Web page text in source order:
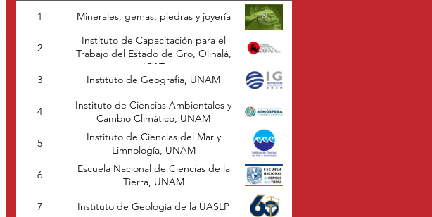
1
Minerales, gemas, piedras y joyería
2
Instituto de Capacitación para el
Trabajo del Estado de Gro, Olinalá,
ICAT
3
Instituto de Geografía, UNAM
4
Instituto de Ciencias Ambientales y
Cambio Climático, UNAM
5
Instituto de Ciencias del Mar y
Limnología, UNAM
6
Escuela Nacional de Ciencias de la
Tierra, UNAM
7
Instituto de Geología de la UASLP